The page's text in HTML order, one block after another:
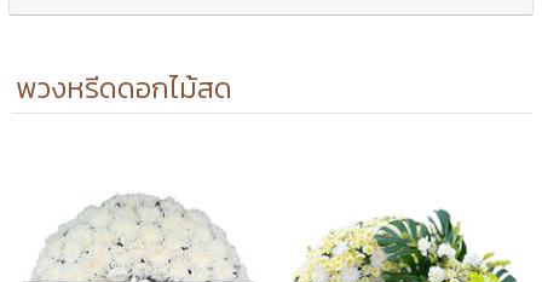
พวงหรีดดอกไม้สด